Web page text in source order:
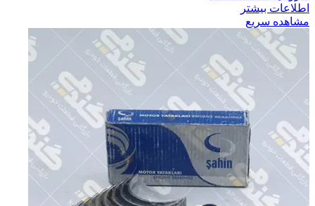
اطلاعات بیشتر
مشاهده سریع